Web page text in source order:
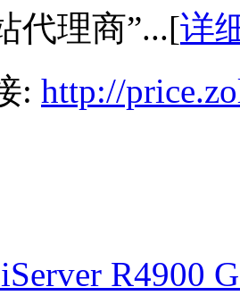
代理商”...[详
: http://
R4900